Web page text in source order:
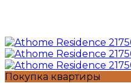
Покупка квартиры